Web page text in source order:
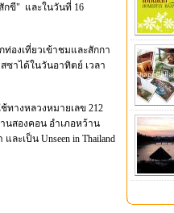
กขี" และในวันที่ 16
องเที่ยวเข้าชมและสักกา
ซาได้ในวันอาทิตย์ เวลา
ทางหลวงหมายเลข 212
นสองคอน อำเภอหว้าน
ะเป็น Unseen in Thailand